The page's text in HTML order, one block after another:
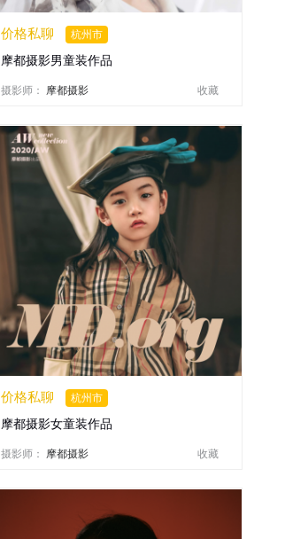
价格私聊 杭州市
摩都摄影男童装作品
摄影师： 摩都摄影 收藏
价格私聊 杭州市
摩都摄影女童装作品
摄影师： 摩都摄影 收藏